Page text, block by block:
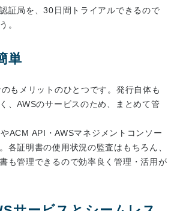
証局を、30日間トライアルできるので
。
単
もメリットのひとつです。発行自体も
、AWSのサービスのため、まとめて管
ACM API・AWSマネジメントコンソー
各証明書の使用状況の監査はもちろん、
も管理できるので効率良く管理・活用が